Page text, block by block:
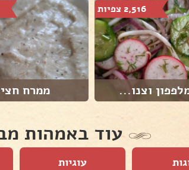
2,516 צפיות
וצנו... ממרח
עוד באמהות
עוגיות